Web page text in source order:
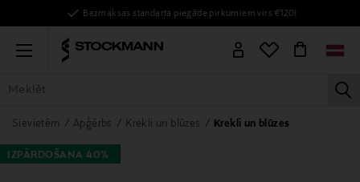
Bezmaksas standarta piegāde pirkumiem virs €120!
Menu
VISAS PRECES SIEVIETĒM VĪRIEŠIEM BĒRNIEM
Sievietēm Apģērbs Krekli un blūzes Krekli un blūzes
IZPĀRDOŠANA 40%